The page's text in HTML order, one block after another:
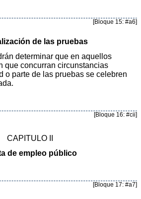
[Bloque 15: #a6]
de las pruebas
determinar que en aquellos
que concurran circunstancias
o parte de las pruebas se celebren
[Bloque 16: #cii]
CAPITULO II
de empleo público
[Bloque 17: #a7]